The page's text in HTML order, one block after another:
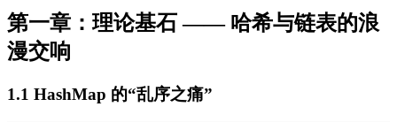
第一章：理论基石 —— 哈希与链表的浪
漫交响
1.1 HashMap 的“乱序之痛”